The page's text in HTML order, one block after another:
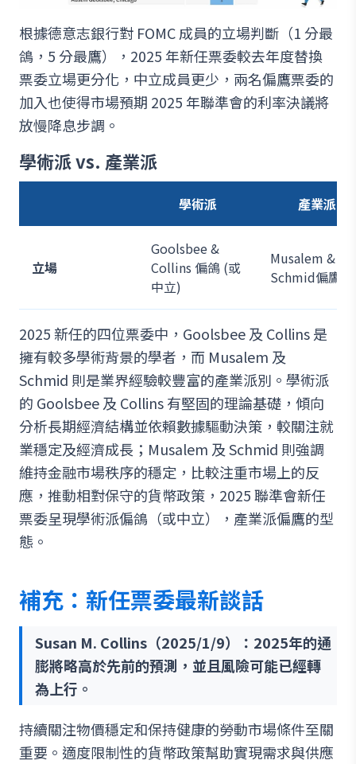
根據德意志銀行對 FOMC 成員的立場判斷（1 分最
鴿，5 分最鷹），2025 年新任票委較去年度替換
票委立場更分化，中立成員更少，兩名偏鷹票委的
加入也使得市場預期 2025 年聯準會的利率決議將
放慢降息步調。
學術派 vs. 產業派
學術派 產業派
立場
Goolsbee &
Collins 偏鴿 (或
中立)
Musalem &
Schmid偏鷹
2025 新任的四位票委中，Goolsbee 及 Collins 是
擁有較多學術背景的學者，而 Musalem 及
Schmid 則是業界經驗較豐富的產業派別。學術派
的 Goolsbee 及 Collins 有堅固的理論基礎，傾向
分析長期經濟結構並依賴數據驅動決策，較關注就
業穩定及經濟成長；Musalem 及 Schmid 則強調
維持金融市場秩序的穩定，比較注重市場上的反
應，推動相對保守的貨幣政策，2025 聯準會新任
票委呈現學術派偏鴿（或中立），產業派偏鷹的型
態。
補充：新任票委最新談話
Susan M. Collins（2025/1/9）：2025年的通
膨將略高於先前的預測，並且風險可能已經轉
為上行。
持續關注物價穩定和保持健康的勞動市場條件至關
重要。適度限制性的貨幣政策幫助實現需求與供應